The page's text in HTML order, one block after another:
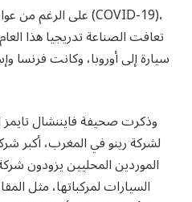
سيارة إلى أوروبا، وكانت فرنسا
وذكرت صحيفة فايننشال
لشركة رينو في المغرب، أكبر
الموردين المحليين يزودون
السيارات لمركباتها، مثل